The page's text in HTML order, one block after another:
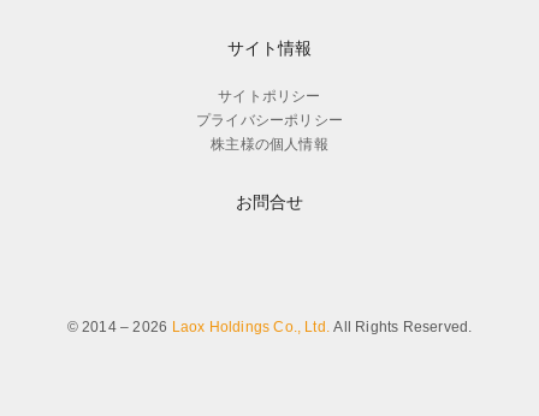
サイト情報
サイトポリシー
プライバシーポリシー
株主様の個人情報
お問合せ
© 2014 – 2026 Laox Holdings Co., Ltd. All Rights Reserved.